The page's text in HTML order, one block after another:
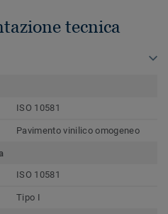
tecnica
ISO 10581
Pavimento vinilico omogeneo
ISO 10581
Tipo I